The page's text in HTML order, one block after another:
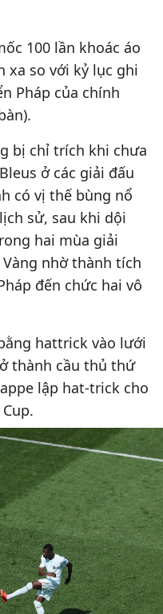
100 lần khoác áo
xa so với kỷ lục ghi
Pháp của chính
bị chỉ trích khi chưa
ở các giải đấu
có vị thế bùng nổ
sử, sau khi dội
hai mùa giải
nhờ thành tích
đến chức hai vô
hattrick vào lưới
thành cầu thủ thứ
lập hat-trick cho